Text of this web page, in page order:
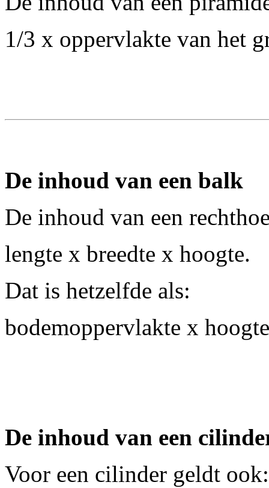
1/3 x oppervlakte van het
De inhoud van een balk
De inhoud van een
lengte x breedte x hoogte.
Dat is hetzelfde als:
bodemoppervlakte x
De inhoud van een
Voor een cilinder geldt ook: